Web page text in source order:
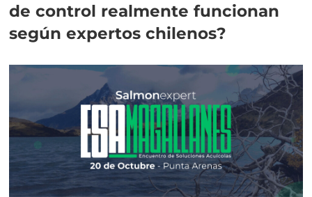
de control realmente funcionan
según expertos chilenos?